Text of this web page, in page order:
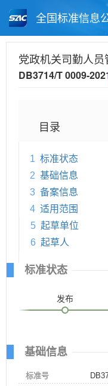
全国标准信息
月报查询
党政机关司勤人员
DB3714/T 0009-
目录
1 标准状态
2 基础信息
3 备案信息
4 适用范围
5 起草单位
6 起草人
标准状态
发布
基础信息
标准号